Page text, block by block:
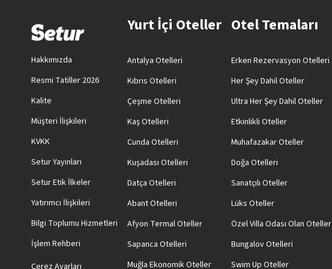
Hakkımızda
Resmi Tatiller 2026
Kalite
Müşteri İlişkileri
KVKK
Setur Yayınları
Setur Etik İlkeler
Yatırımcı İlişkileri
Bilgi Toplumu Hizmetleri
İşlem Rehberi
Yurt İçi Oteller
Antalya Otelleri
Kıbrıs Otelleri
Çeşme Otelleri
Kaş Otelleri
Cunda Otelleri
Kuşadası Otelleri
Datça Otelleri
Abant Otelleri
Afyon Termal Oteller
Sapanca Otelleri
Muğla Ekonomik Oteller
Otel Temaları
Erken Rezervasyon Otelleri
Her Şey Dahil Oteller
Ultra Her Şey Dahil Oteller
Etkinlikli Oteller
Muhafazakar Oteller
Doğa Otelleri
Sanatçılı Oteller
Lüks Oteller
Özel Villa Odası Olan Oteller
Bungalov Otelleri
Swim Up Oteller